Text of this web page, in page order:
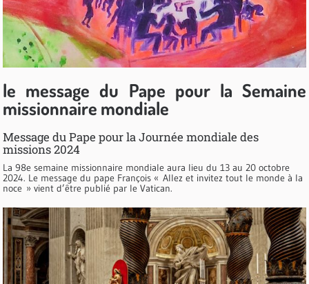
le message du Pape pour la Semaine
missionnaire mondiale
Message du Pape pour la Journée mondiale des
missions 2024
La 98e semaine missionnaire mondiale aura lieu du 13 au 20 octobre
2024. Le message du pape François « Allez et invitez tout le monde à la
noce » vient d’être publié par le Vatican.